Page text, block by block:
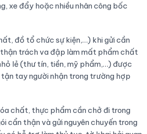
xe đẩy hoặc nhiều nhân công bốc
đồ tổ chức sự kiện,…) khi gửi cần
trách va đập làm mất phẩm chất
lẻ (thư tín, tiền, mỹ phẩm,…) được
tay người nhận trong trường hợp
chất, thực phẩm cần chở đi trong
cẩn thận và gửi nguyên chuyến trong